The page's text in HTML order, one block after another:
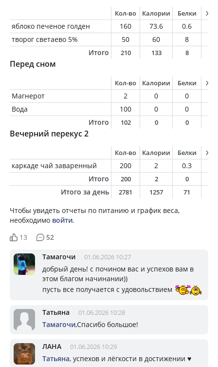
Кол-во Калории Белки
яблоко печеное голден 160 73.6 0.6
творог светаево 5%
50 60 8
Итого
210 133 8
Перед сном
Кол-во Калории Белки
Магнерот 2 0 0
Вода
100 0 0
Итого
102 0 0
Вечерний перекус 2
Кол-во Калории Белки
каркаде чай заваренный 200 2 0.3
Итого
200 2 0
Итого за день 2781 1257 71
Чтобы увидеть отчеты по питанию и график веса,
необходимо войти.
13
52
Тамагочи 01.06.2026 10:27
добрый день! с почином вас и успехов вам в
этом благом начинании))
пусть все получается с удовольствием
Татьяна 01.06.2026 10:28
Тамагочи,Спасибо большое!
ЛАНА 01.06.2026 10:29
Татьяна, успехов и лёгкости в достижении ♥️